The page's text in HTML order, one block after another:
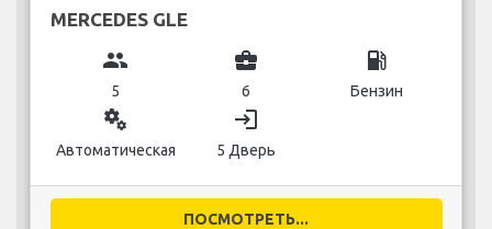
MERCEDES GLE
group
5
business_center
6
local_gas_station
Бензин
miscellaneous_services
Автоматическая
login
5 Дверь
ПОСМОТРЕТЬ...